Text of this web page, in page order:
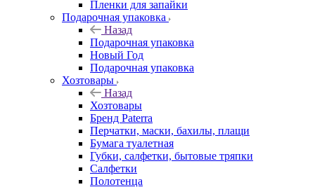
Пленки для запайки
Подарочная упаковка
Назад
Подарочная упаковка
Новый Год
Подарочная упаковка
Хозтовары
Назад
Хозтовары
Бренд Paterra
Перчатки, маски, бахилы, плащи
Бумага туалетная
Губки, салфетки, бытовые тряпки
Салфетки
Полотенца